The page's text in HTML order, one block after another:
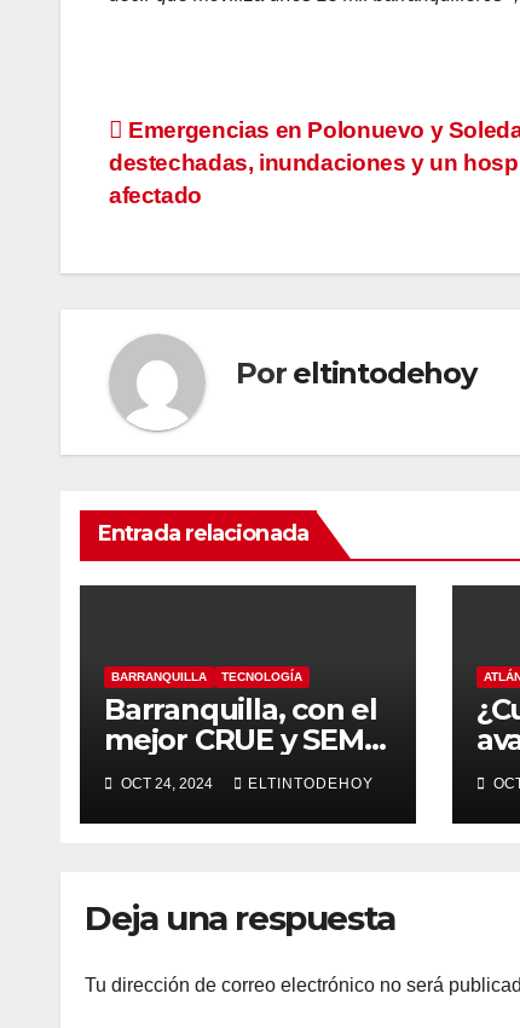
Navegación
de
Emergencias en Polonuevo y
destechadas, inundaciones y un
afectado
Por eltintodehoy
Entrada relacionada
BARRANQUILLA TECNOLOGÍA
Barranquilla, con el
mejor CRUE y SEM
en todo el país:
MinSalud
OCT 24, 2024 ELTINTODEHOY
Deja una respuesta
Tu dirección de correo electrónico no será